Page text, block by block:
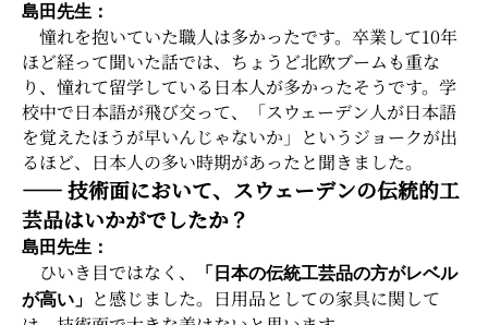
島田先生：
憧れを抱いていた職人は多かったです。卒業して10年
ほど経って聞いた話では、ちょうど北欧ブームも重な
り、憧れて留学している日本人が多かったそうです。学
校中で日本語が飛び交って、「スウェーデン人が日本語
を覚えたほうが早いんじゃないか」というジョークが出
るほど、日本人の多い時期があったと聞きました。
―― 技術面において、スウェーデンの伝統的工
芸品はいかがでしたか？
島田先生：
ひいき目ではなく、
「日本の伝統工芸品の方がレベル
が高い」
と感じました。日用品としての家具に関して